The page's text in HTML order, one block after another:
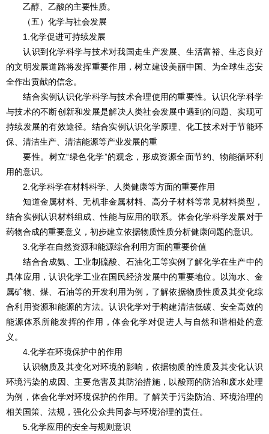
乙醇、乙酸的主要性质。
（五）化学与社会发展
1.化学促进可持续发展
认识到化学科学与技术对我国走生产发展、生活富裕、生态良好
的文明发展道路将发挥重要作用，树立建设美丽中国、为全球生态安
全作出贡献的信念。
结合实例认识化学科学与技术合理使用的重要性。认识化学科学
与技术的不断创新和发展是解决人类社会发展中遇到的问题、实现可
持续发展的有效途径。结合实例认识化学原理、化工技术对于节能环
保、清洁生产、清洁能源等产业发展的重
要性。树立“绿色化学”的观念，形成资源全面节约、物能循环利
用的意识。
2.化学科学在材料科学、人类健康等方面的重要作用
知道金属材料、无机非金属材料、高分子材料等常见材料类型，
结合实例认识材料组成、性能与应用的联系。体会化学科学发展对于
药物合成的重要意义，初步建立依据物质性质分析健康问题的意识。
3.化学在自然资源和能源综合利用方面的重要价值
结合合成氨、工业制硫酸、石油化工等实例了解化学在生产中的
具体应用，认识化学工业在国民经济发展中的重要地位。以海水、金
属矿物、煤、石油等的开发利用为例，了解依据物质性质及其变化综
合利用资源和能源的方法。认识化学对于构建清洁低碳、安全高效的
能源体系所能发挥的作用，体会化学对促进人与自然和谐相处的意
义。
4.化学在环境保护中的作用
认识物质及其变化对环境的影响，依据物质的性质及其变化认识
环境污染的成因、主要危害及其防治措施，以酸雨的防治和废水处理
为例，体会化学对环境保护的作用。了解关于污染防治、环境治理的
相关国策、法规，强化公众共同参与环境治理的责任。
5.化学应用的安全与规则意识